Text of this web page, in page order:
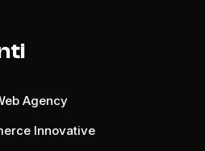
Agency
Innovative